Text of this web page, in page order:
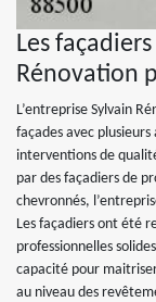
Les
Rénovation
L’entreprise Sylvain
façades avec
interventions de
par des façadiers de
chevronnés,
Les façadiers ont été
professionnelles
capacité pour
au niveau des